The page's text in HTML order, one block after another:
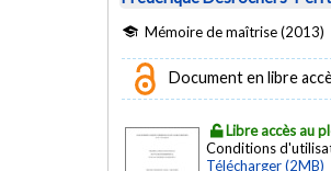
Mémoire de maîtrise (2013)
Document en libre
Libre accès au
Conditions
Télécharger (2MB)